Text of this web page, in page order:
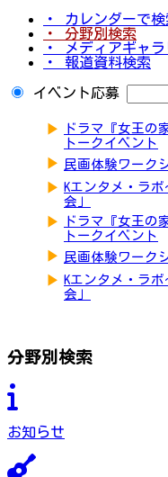
・ カレンダーで検
・ 分野別検索
・ メディアギャラ
・ 報道資料検索
イベント応募
▶
ドラマ『女王の
トークイベント
▶ 民画体験ワーク
▶ Kエンタメ・ラ
会」
▶
ドラマ『女王の
トークイベント
▶ 民画体験ワーク
▶ Kエンタメ・ラ
会」
分野別検索
お知らせ